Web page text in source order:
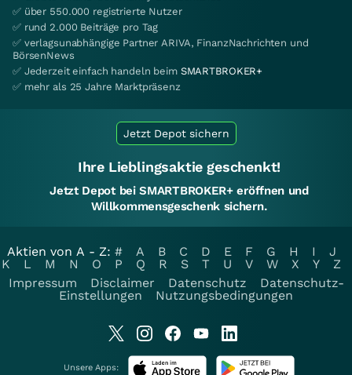
✅ über 550.000 registrierte Nutzer
✅ rund 2.000 Beiträge pro Tag
✅ verlagsunabhängige Partner ARIVA, FinanzNachrichten und
BörsenNews
✅ Jederzeit einfach handeln beim SMARTBROKER+
✅ mehr als 25 Jahre Marktpräsenz
Jetzt Depot sichern
Ihre Lieblingsaktie geschenkt!
Jetzt Depot bei SMARTBROKER+ eröffnen und
Willkommensgeschenk sichern.
Aktien von A - Z: # A B C D E F G H I
J
K
L M N O P Q R S T U V W X Y
Z
Impressum
Disclaimer Datenschutz
Datenschutz-
Einstellungen
Nutzungsbedingungen
Unsere Apps: